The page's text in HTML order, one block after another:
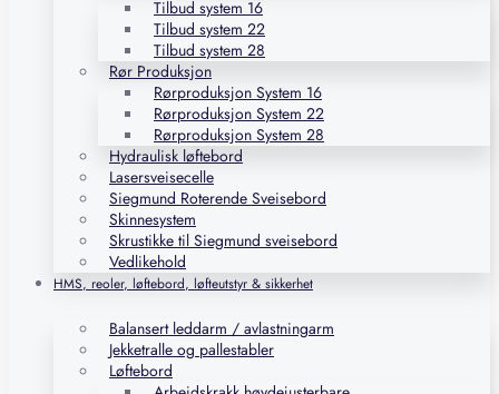
Tilbud system 16
Tilbud system 22
Tilbud system 28
Rør Produksjon
Rørproduksjon System 16
Rørproduksjon System 22
Rørproduksjon System 28
Hydraulisk løftebord
Lasersveisecelle
Siegmund Roterende Sveisebord
Skinnesystem
Skrustikke til Siegmund sveisebord
Vedlikehold
HMS, reoler, løftebord, løfteutstyr & sikkerhet
Balansert leddarm / avlastningarm
Jekketralle og pallestabler
Løftebord